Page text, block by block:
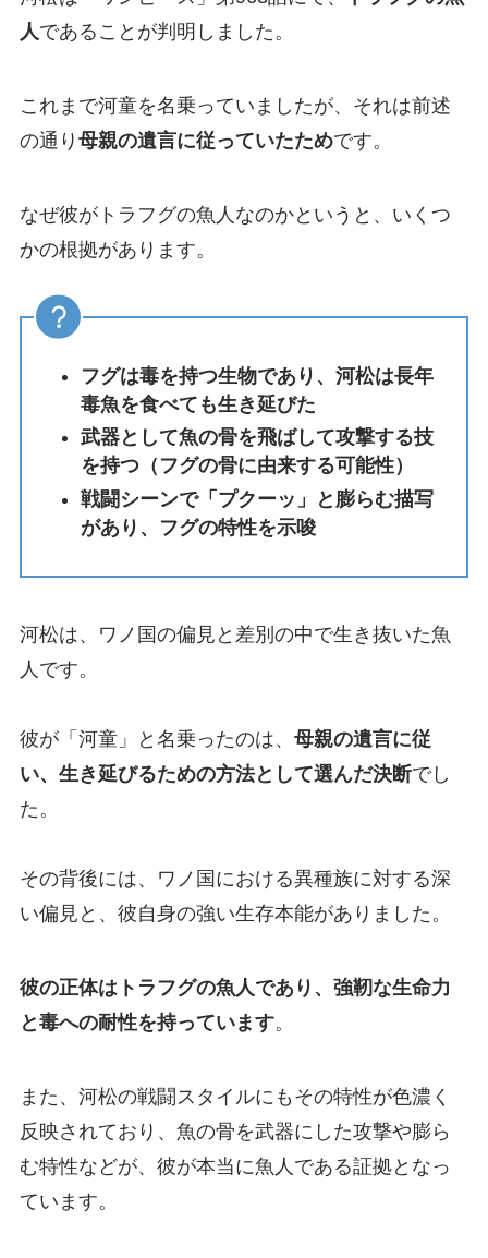
人であることが判明しました。
これまで河童を名乗っていましたが、それは前述
の通り 母親の遺言に従っていたためです。
なぜ彼がトラフグの魚人なのかというと、いくつ
かの根拠があります。
フグは毒を持つ生物であり、河松は長年
毒魚を食べても生き延びた
武器として魚の骨を飛ばして攻撃する技
を持つ（フグの骨に由来する可能性）
戦闘シーンで「プクーッ」と膨らむ描写
があり、フグの特性を示唆
河松は、ワノ国の偏見と差別の中で生き抜いた魚
人です。
彼が「河童」と名乗ったのは、 母親の遺言に従
い、生き延びるための方法として選んだ決断でし
た。
その背後には、ワノ国における異種族に対する深
い偏見と、彼自身の強い生存本能がありました。
彼の正体はトラフグの魚人であり、強靭な生命力
と毒への耐性を持っています。
また、河松の戦闘スタイルにもその特性が色濃く
反映されており、魚の骨を武器にした攻撃や膨ら
む特性などが、彼が本当に魚人である証拠となっ
ています。